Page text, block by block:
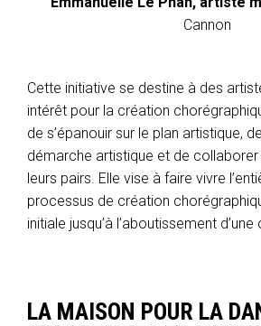
Cannon
Cette initiative se destine à des
intérêt pour la création
de s’épanouir sur le plan artistique,
démarche artistique et de
leurs pairs. Elle vise à faire vivre
processus de création
initiale jusqu’à l’aboutissement
LA MAISON POUR LA